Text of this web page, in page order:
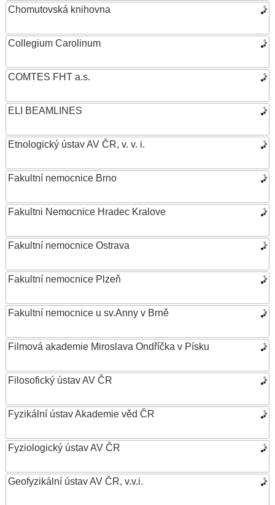
Chomutovská knihovna
Collegium Carolinum
COMTES FHT a.s.
ELI BEAMLINES
Etnologický ústav AV ČR, v. v. i.
Fakultní nemocnice Brno
Fakultni Nemocnice Hradec Kralove
Fakultní nemocnice Ostrava
Fakultní nemocnice Plzeň
Fakultní nemocnice u sv.Anny v Brně
Filmová akademie Miroslava Ondříčka v Písku
Filosofický ústav AV ČR
Fyzikální ústav Akademie věd ČR
Fyziologický ústav AV ČR
Geofyzikální ústav AV ČR, v.v.i.